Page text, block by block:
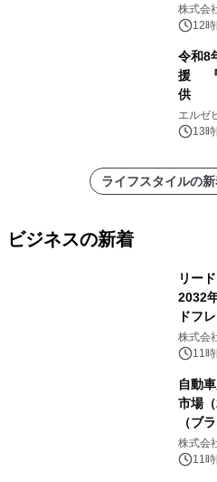
株式会
12
令和8
援 『
供
エルゼ
13
ライフスタイルの
ビジネスの新着
リー
2032
ドフ
レー
株式会
11
自動
市場
（ブ
スDC
表
株式会
11